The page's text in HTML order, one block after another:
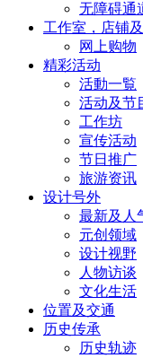
无障碍通
工作室，店铺
网上购物
精彩活动
活動一覧
活动及节
工作坊
宣传活动
节日推广
旅游资讯
设计号外
最新及人
元创领域
设计视野
人物访谈
文化生活
位置及交通
历史传承
历史轨迹